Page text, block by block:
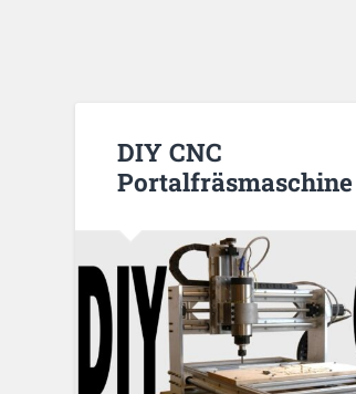
DIY CNC
Portalfräsmaschine